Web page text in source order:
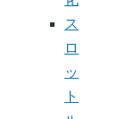
ス
ロ
ッ
ト